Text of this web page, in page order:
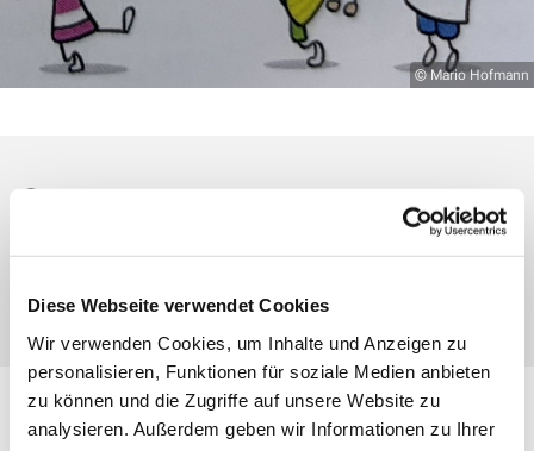
Diese Webseite verwendet Cookies
Wir verwenden Cookies, um Inhalte und Anzeigen zu
personalisieren, Funktionen für soziale Medien anbieten
zu können und die Zugriffe auf unsere Website zu
analysieren. Außerdem geben wir Informationen zu Ihrer
© Mario Hofmann
Dienstag, 19. Januar 2027, 16:15 Uhr
Eibach, Schulstraße 10, 35689 Dillenburg-
Eibach
Herzliche Einladung für alle Eltern